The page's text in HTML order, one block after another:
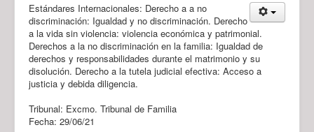
Estándares Internacionales: Derecho a a no
discriminación: Igualdad y no discriminación. Derecho
a la vida sin violencia: violencia económica y patrimonial.
Derechos a la no discriminación en la familia: Igualdad de
derechos y responsabilidades durante el matrimonio y su
disolución. Derecho a la tutela judicial efectiva: Acceso a
justicia y debida diligencia.
Tribunal: Excmo. Tribunal de Familia
Fecha: 29/06/21